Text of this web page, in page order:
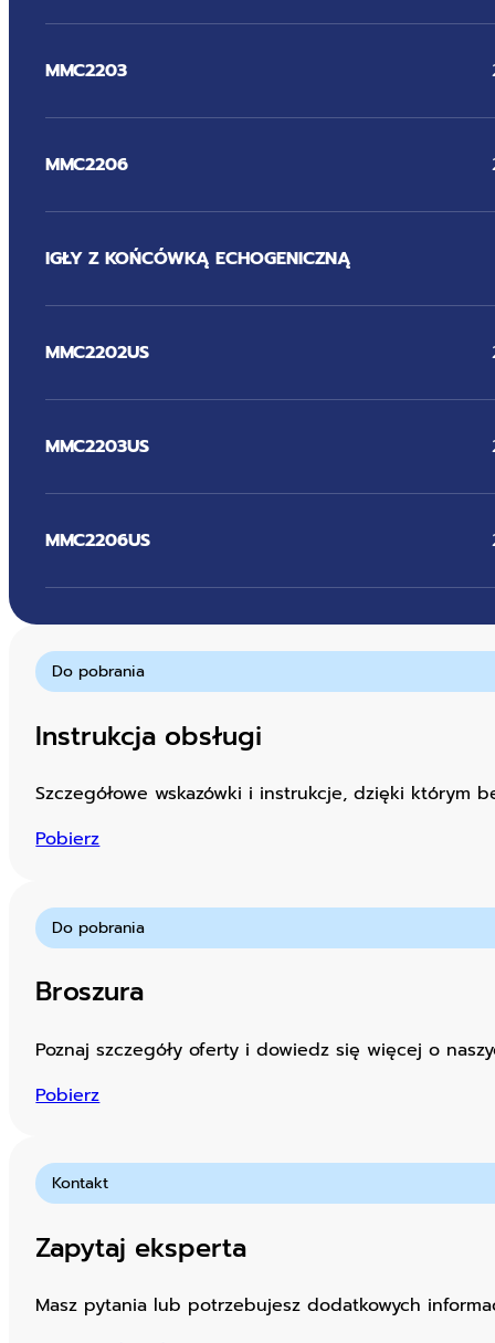
MMC2203
MMC2206
IGŁY Z KOŃCÓWKĄ ECHOGENICZNĄ
MMC2202US
MMC2203US
MMC2206US
Do pobrania
Instrukcja obsługi
Szczegółowe wskazówki i instrukcje, dzięki którym
Pobierz
Do pobrania
Broszura
Poznaj szczegóły oferty i dowiedz się więcej o
Pobierz
Kontakt
Zapytaj eksperta
Masz pytania lub potrzebujesz dodatkowych